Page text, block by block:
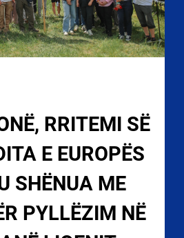
RRITEMI SË
E EUROPËS
SHËNUA ME
PYLLËZIM NË